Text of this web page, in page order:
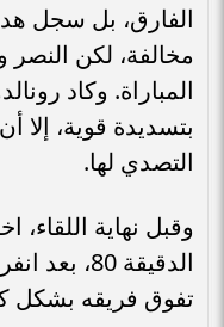
الفارق، بل سجل
مخالفة، لكن
المباراة. وكاد
بتسديدة قوية،
التصدي لها.
وقبل نهاية اللقاء،
الدقيقة
تفوق فريقه بشكل